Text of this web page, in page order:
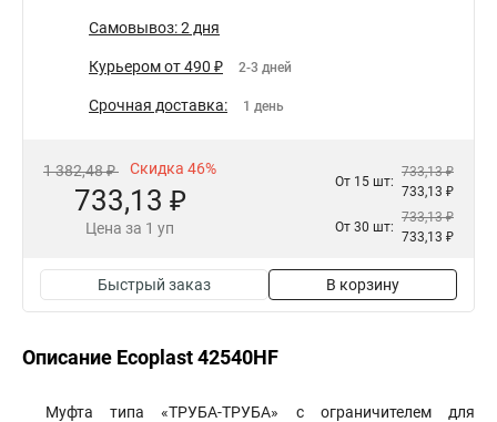
Самовывоз: 2 дня
Курьером от 490 ₽ 2-3 дней
Срочная доставка: 1 день
1 382,48 ₽ Скидка 46%
733,13 ₽
Цена за 1 уп
От 15 шт:
733,13 ₽
733,13 ₽
От 30 шт:
733,13 ₽
733,13 ₽
Быстрый заказ В корзину
Описание Ecoplast 42540HF
Муфта типа «ТРУБА-ТРУБА» с ограничителем для